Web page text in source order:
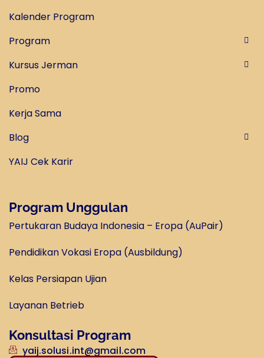
Kalender Program
Program
Kursus Jerman
Promo
Kerja Sama
Blog
YAIJ Cek Karir
Program Unggulan
Pertukaran Budaya Indonesia – Eropa (AuPair)
Pendidikan Vokasi Eropa (Ausbildung)
Kelas Persiapan Ujian
Layanan Betrieb
Konsultasi Program
yaij.solusi.int@gmail.com